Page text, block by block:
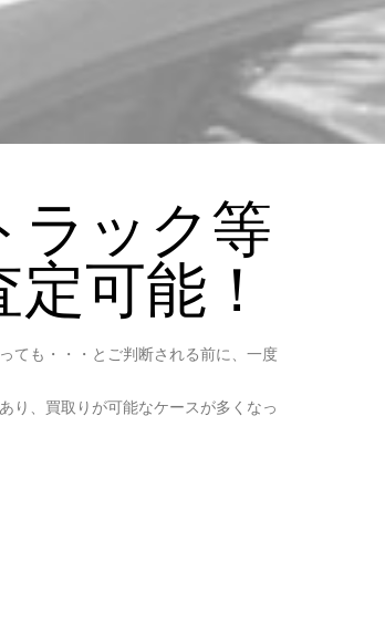
ラック等
可能！
ても・・・とご判断される前に、一度
り、買取りが可能なケースが多くなっ